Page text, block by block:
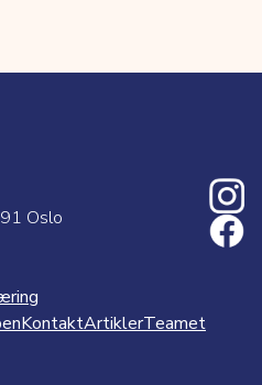
Oslo
KontaktArtiklerTeamet